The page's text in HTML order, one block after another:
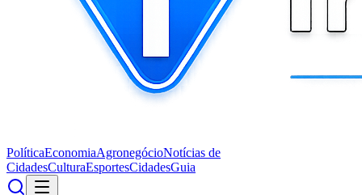
PolíticaEconomiaAgronegócioNotícias de
CidadesCulturaEsportesCidadesGuia